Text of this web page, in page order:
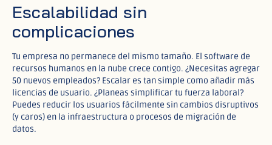
Escalabilidad sin
complicaciones
Tu empresa no permanece del mismo tamaño. El software de
recursos humanos en la nube crece contigo. ¿Necesitas agregar
50 nuevos empleados? Escalar es tan simple como añadir más
licencias de usuario. ¿Planeas simplificar tu fuerza laboral?
Puedes reducir los usuarios fácilmente sin cambios disruptivos
(y caros) en la infraestructura o procesos de migración de
datos.​